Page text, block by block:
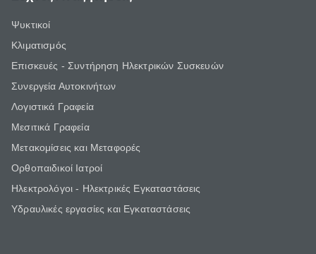
Ψυκτικοί
Κλιματισμός
Επισκευές - Συντήρηση Ηλεκτρικών Συσκευών
Συνεργεία Αυτοκινήτων
Λογιστικά Γραφεία
Μεσιτικά Γραφεία
Μετακομίσεις και Μεταφορές
Ορθοπαιδικοί Ιατροί
Ηλεκτρολόγοι - Ηλεκτρικές Εγκαταστάσεις
Υδραυλικές εργασίες και Εγκαταστάσεις